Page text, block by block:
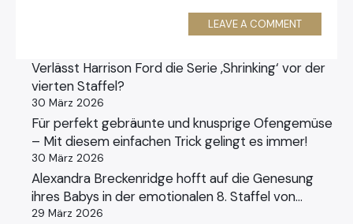
LEAVE A COMMENT
Verlässt Harrison Ford die Serie ‚Shrinking‘ vor der
vierten Staffel?
30 März 2026
Für perfekt gebräunte und knusprige Ofengemüse
– Mit diesem einfachen Trick gelingt es immer!
30 März 2026
Alexandra Breckenridge hofft auf die Genesung
ihres Babys in der emotionalen 8. Staffel von…
29 März 2026